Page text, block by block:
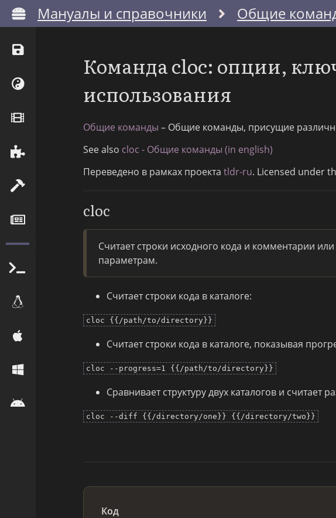
Мануалы и справочники Общие
Команда cloc: опции,
использования
Общие команды – Общие команды, присущие
See also cloc - Общие команды (in english)
Переведено в рамках проекта tldr-ru. Licensed under
cloc
Считает строки исходного кода и комментарии
параметрам.
Считает строки кода в каталоге:
cloc {{/path/to/directory}}
Считает строки кода в каталоге, показывая
cloc --progress=1 {{/path/to/directory}}
Сравнивает структуру двух каталогов и считает
cloc --diff {{/directory/one}} {{/directory/two}}
Код